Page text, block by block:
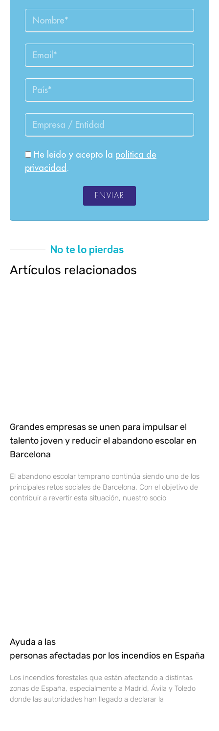
He leído y acepto la política de
privacidad .
ENVIAR
No te lo pierdas
Artículos relacionados
Grandes empresas se unen para impulsar el
talento joven y reducir el abandono escolar en
Barcelona
El abandono escolar temprano continúa siendo uno de los
principales retos sociales de Barcelona. Con el objetivo de
contribuir a revertir esta situación, nuestro socio
Ayuda a las
personas afectadas por los incendios en España
Los incendios forestales que están afectando a distintas
zonas de España, especialmente a Madrid, Ávila y Toledo
donde las autoridades han llegado a declarar la